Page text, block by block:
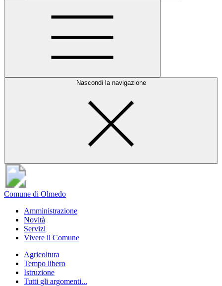
Nascondi la navigazione
Comune di Olmedo
Amministrazione
Novità
Servizi
Vivere il Comune
Agricoltura
Tempo libero
Istruzione
Tutti gli argomenti...